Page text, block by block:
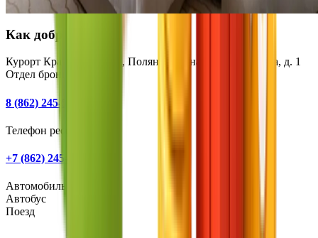
Как добраться
Курорт Красная Поляна, Поляна 540, наб. Времена года, д. 1
Отдел бронирования
8 (862) 245-50-50
Телефон ресепшен
+7 (862) 245-53-50
Автомобиль
Автобус
Поезд